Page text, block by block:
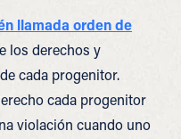
llamada orden de
los derechos y
cada progenitor.
cada progenitor
violación cuando uno